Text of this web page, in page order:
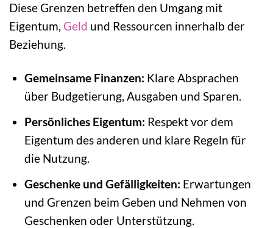
Diese Grenzen betreffen den Umgang mit
Eigentum, Geld und Ressourcen innerhalb der
Beziehung.
Gemeinsame Finanzen: Klare Absprachen
über Budgetierung, Ausgaben und Sparen.
Persönliches Eigentum: Respekt vor dem
Eigentum des anderen und klare Regeln für
die Nutzung.
Geschenke und Gefälligkeiten: Erwartungen
und Grenzen beim Geben und Nehmen von
Geschenken oder Unterstützung.